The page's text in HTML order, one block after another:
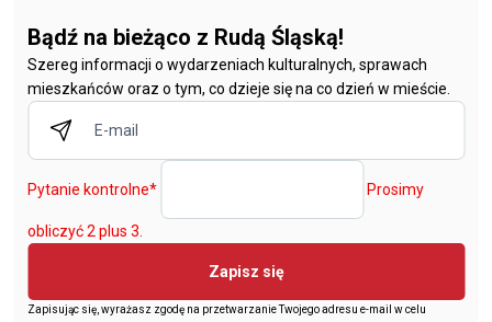
Bądź na bieżąco z Rudą Śląską!
Szereg informacji o wydarzeniach kulturalnych, sprawach
mieszkańców oraz o tym, co dzieje się na co dzień w mieście.
Pytanie kontrolne* Prosimy
obliczyć 2 plus 3.
Zapisz się
Zapisując się, wyrażasz zgodę na przetwarzanie Twojego adresu e-mail w celu